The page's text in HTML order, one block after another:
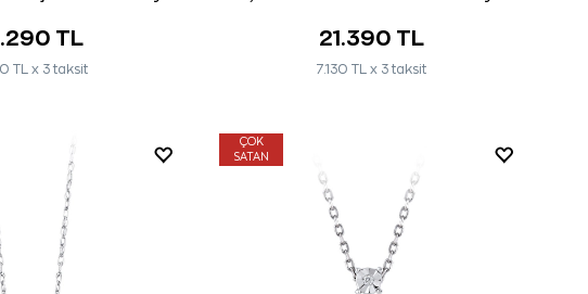
TL
TL x 3 taksit
21.390 TL
7.130 TL x 3 taksit
ÇOK
SATAN